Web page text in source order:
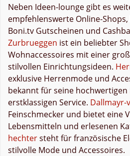
Neben Ideen-lounge gibt es
empfehlenswerte Online-
Boni.tv Gutscheinen und
Zurbrueggen ist ein beliebter
Wohnaccessoires mit einer
stilvollen Einrichtungsideen.
exklusive Herrenmode und
bekannt für seine
erstklassigen Service. Dallmayr-
Feinschmecker und bietet eine
Lebensmitteln und erlesenen
hechtersteht für französische
stilvolle Mode und Accessoires.